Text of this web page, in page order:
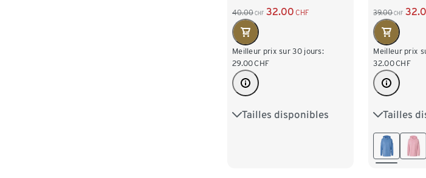
40.00 CHF 32.00 CHF
Meilleur prix sur 30 jours:
29.00CHF
Tailles disponibles
24-25 26-27 28-29
39.00 CHF
Meilleur prix
32.00CHF
Tailles
S 36/38
L 44/46